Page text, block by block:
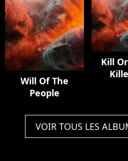
Will Of The
People
Kill
VOIR TOUS LES